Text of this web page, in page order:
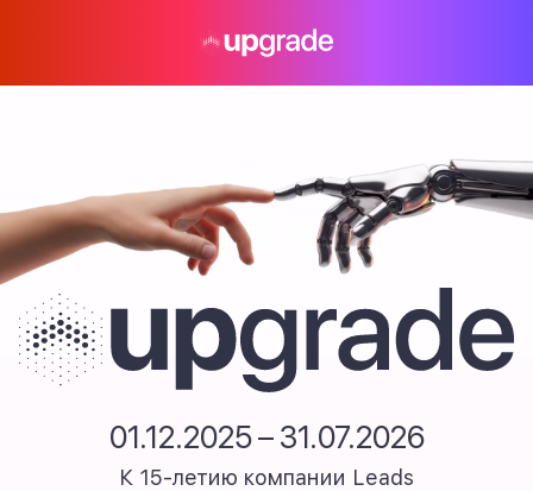
Upgrade
01.12.2025 – 31.07.2026
К 15-летию компании Leads